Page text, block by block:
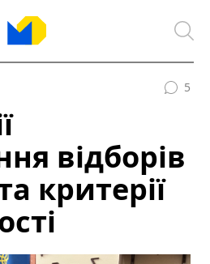
5
відборів
критерії